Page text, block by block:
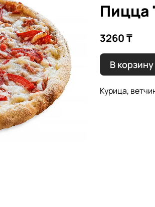
Пицца
3260 ₸
В корзину
Курица,